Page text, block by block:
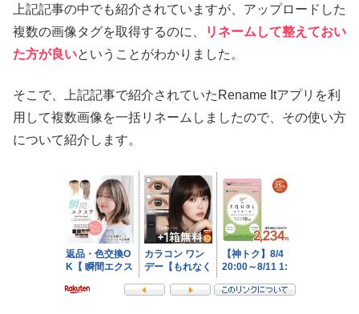
上記記事の中でも紹介されていますが、アップロードした
複数の画像タグを取得するのに、
リネームして整えておい
た方が良いということがわかりました。
そこで、上記記事で紹介されていたRename Itアプリを利
用して複数画像を一括リネームしましたので、その使い方
について紹介します。